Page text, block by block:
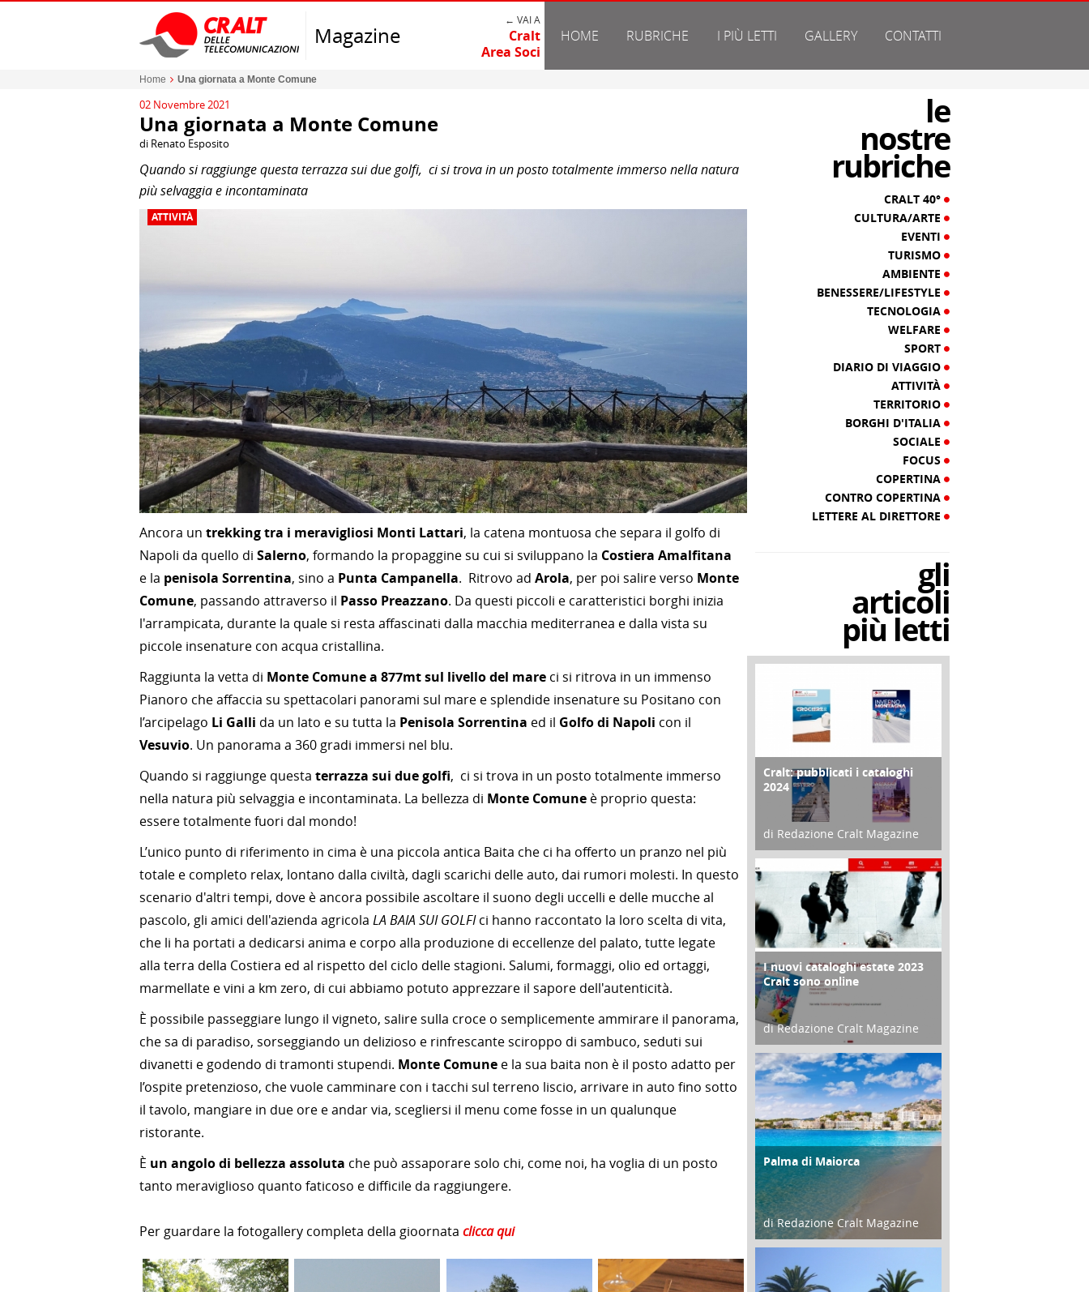
Magazine
← VAI A
Cralt
Area Soci
HOME RUBRICHE I PIÙ LETTI GALLERY CONTATTI
Home Una giornata a Monte Comune
02 Novembre 2021
Una giornata a Monte Comune
di Renato Esposito
Quando si raggiunge questa terrazza sui due golfi, ci si trova in un posto totalmente immerso nella natura
più selvaggia e incontaminata
ATTIVITÀ
Ancora un trekking tra i meravigliosi Monti Lattari, la catena montuosa che separa il golfo di
Napoli da quello di Salerno, formando la propaggine su cui si sviluppano la Costiera Amalfitana
e la penisola Sorrentina, sino a Punta Campanella. Ritrovo ad Arola, per poi salire verso Monte
Comune, passando attraverso il Passo Preazzano. Da questi piccoli e caratteristici borghi inizia
l'arrampicata, durante la quale si resta affascinati dalla macchia mediterranea e dalla vista su
piccole insenature con acqua cristallina.
Raggiunta la vetta di Monte Comune a 877mt sul livello del mare ci si ritrova in un immenso
Pianoro che affaccia su spettacolari panorami sul mare e splendide insenature su Positano con
l’arcipelago Li Galli da un lato e su tutta la Penisola Sorrentina ed il Golfo di Napoli con il
Vesuvio. Un panorama a 360 gradi immersi nel blu.
Quando si raggiunge questa terrazza sui due golfi, ci si trova in un posto totalmente immerso
nella natura più selvaggia e incontaminata. La bellezza di Monte Comune è proprio questa:
essere totalmente fuori dal mondo!
L’unico punto di riferimento in cima è una piccola antica Baita che ci ha offerto un pranzo nel più
totale e completo relax, lontano dalla civiltà, dagli scarichi delle auto, dai rumori molesti. In questo
scenario d'altri tempi, dove è ancora possibile ascoltare il suono degli uccelli e delle mucche al
pascolo, gli amici dell'azienda agricola LA BAIA SUI GOLFIci hanno raccontato la loro scelta di vita,
che li ha portati a dedicarsi anima e corpo alla produzione di eccellenze del palato, tutte legate
alla terra della Costiera ed al rispetto del ciclo delle stagioni. Salumi, formaggi, olio ed ortaggi,
marmellate e vini a km zero, di cui abbiamo potuto apprezzare il sapore dell'autenticità.
È possibile passeggiare lungo il vigneto, salire sulla croce o semplicemente ammirare il panorama,
che sa di paradiso, sorseggiando un delizioso e rinfrescante sciroppo di sambuco, seduti sui
divanetti e godendo di tramonti stupendi. Monte Comune e la sua baita non è il posto adatto per
l’ospite pretenzioso, che vuole camminare con i tacchi sul terreno liscio, arrivare in auto fino sotto
il tavolo, mangiare in due ore e andar via, scegliersi il menu come fosse in un qualunque
ristorante.
È un angolo di bellezza assoluta che può assaporare solo chi, come noi, ha voglia di un posto
tanto meraviglioso quanto faticoso e difficile da raggiungere.
Per guardare la fotogallery completa della gioornata clicca qui
le
nostre
rubriche
CRALT 40°
CULTURA/ARTE
EVENTI
TURISMO
AMBIENTE
BENESSERE/LIFESTYLE
TECNOLOGIA
WELFARE
SPORT
DIARIO DI VIAGGIO
ATTIVITÀ
TERRITORIO
BORGHI D'ITALIA
SOCIALE
FOCUS
COPERTINA
CONTRO COPERTINA
LETTERE AL DIRETTORE
gli
articoli
più letti
COPERTINA
Cralt: pubblicati i cataloghi
2024
di Redazione Cralt Magazine
21 Novembre 2023
CONTRO COPERTINA
I nuovi cataloghi estate 2023
Cralt sono online
di Redazione Cralt Magazine
07 Marzo 2023
ATTIVITÀ
Palma di Maiorca
di Redazione Cralt Magazine
25 Giugno 2016